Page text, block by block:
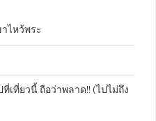
ไหว้พระ
เที่ยวนี้ ถือว่าพลาด!! (ไปไม่ถึง